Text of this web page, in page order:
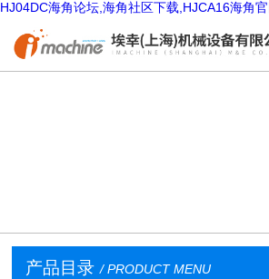
HJ04DC海角论坛,海角社区下载,HJCA16海角
产品目录 / PRODUCT MENU